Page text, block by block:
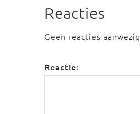
Reacties
Geen reacties aanwezig
Reactie: